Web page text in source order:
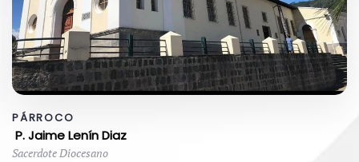
PÁRROCO
P. Jaime Lenín Diaz
Sacerdote Diocesano